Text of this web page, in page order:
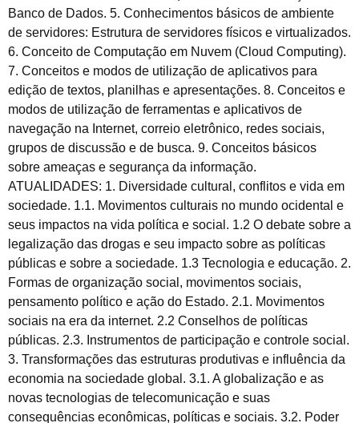
Banco de Dados. 5. Conhecimentos básicos de ambiente
de servidores: Estrutura de servidores físicos e virtualizados.
6. Conceito de Computação em Nuvem (Cloud Computing).
7. Conceitos e modos de utilização de aplicativos para
edição de textos, planilhas e apresentações. 8. Conceitos e
modos de utilização de ferramentas e aplicativos de
navegação na Internet, correio eletrônico, redes sociais,
grupos de discussão e de busca. 9. Conceitos básicos
sobre ameaças e segurança da informação.
ATUALIDADES: 1. Diversidade cultural, conflitos e vida em
sociedade. 1.1. Movimentos culturais no mundo ocidental e
seus impactos na vida política e social. 1.2 O debate sobre a
legalização das drogas e seu impacto sobre as políticas
públicas e sobre a sociedade. 1.3 Tecnologia e educação. 2.
Formas de organização social, movimentos sociais,
pensamento político e ação do Estado. 2.1. Movimentos
sociais na era da internet. 2.2 Conselhos de políticas
públicas. 2.3. Instrumentos de participação e controle social.
3. Transformações das estruturas produtivas e influência da
economia na sociedade global. 3.1. A globalização e as
novas tecnologias de telecomunicação e suas
consequências econômicas, políticas e sociais. 3.2. Poder